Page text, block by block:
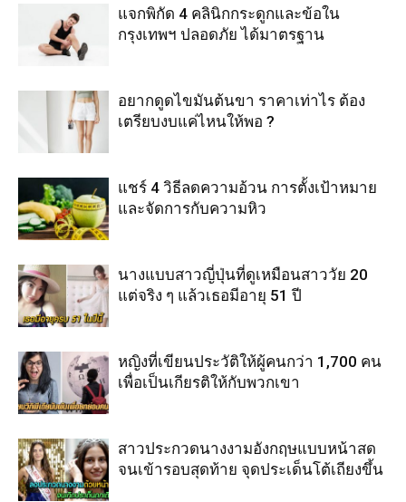
แจกพิกัด 4 คลินิกกระดูกและข้อใน
กรุงเทพฯ ปลอดภัย ได้มาตรฐาน
อยากดูดไขมันต้นขา ราคาเท่าไร ต้อง
เตรียบงบแค่ไหนให้พอ ?
แชร์ 4 วิธีลดความอ้วน การตั้งเป้าหมาย
และจัดการกับความหิว
นางแบบสาวญี่ปุ่นที่ดูเหมือนสาววัย 20
แต่จริง ๆ แล้วเธอมีอายุ 51 ปี
หญิงที่เขียนประวัติให้ผู้คนกว่า 1,700 คน
เพื่อเป็นเกียรติให้กับพวกเขา
สาวประกวดนางงามอังกฤษแบบหน้าสด
จนเข้ารอบสุดท้าย จุดประเด็นโต้เถียงขึ้น